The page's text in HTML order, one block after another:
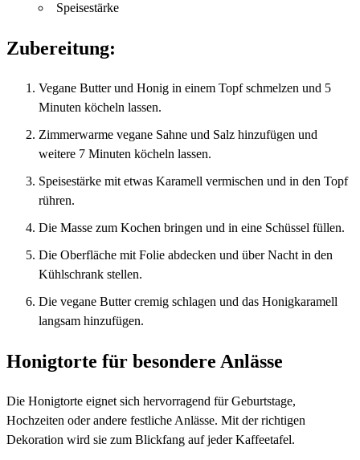
Speisestärke
Zubereitung:
Vegane Butter und Honig in einem Topf schmelzen und 5
Minuten köcheln lassen.
Zimmerwarme vegane Sahne und Salz hinzufügen und
weitere 7 Minuten köcheln lassen.
Speisestärke mit etwas Karamell vermischen und in den Topf
rühren.
Die Masse zum Kochen bringen und in eine Schüssel füllen.
Die Oberfläche mit Folie abdecken und über Nacht in den
Kühlschrank stellen.
Die vegane Butter cremig schlagen und das Honigkaramell
langsam hinzufügen.
Honigtorte für besondere Anlässe
Die Honigtorte eignet sich hervorragend für Geburtstage,
Hochzeiten oder andere festliche Anlässe. Mit der richtigen
Dekoration wird sie zum Blickfang auf jeder Kaffeetafel.